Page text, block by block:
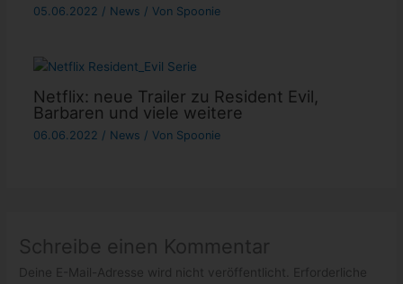
05.06.2022 / News / Von Spoonie
Netflix: neue Trailer zu Resident Evil,
Barbaren und viele weitere
06.06.2022 / News / Von Spoonie
Schreibe einen Kommentar
Deine E-Mail-Adresse wird nicht veröffentlicht.
Erforderliche